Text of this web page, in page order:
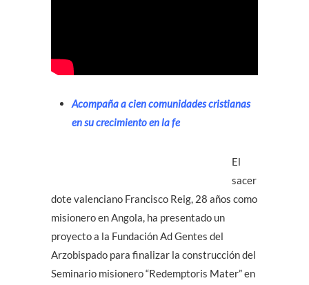
Acompaña a cien comunidades cristianas
en su crecimiento en la fe
El
sacer
dote valenciano Francisco Reig, 28 años como
misionero en Angola, ha presentado un
proyecto a la Fundación Ad Gentes del
Arzobispado para finalizar la construcción del
Seminario misionero “Redemptoris Mater” en